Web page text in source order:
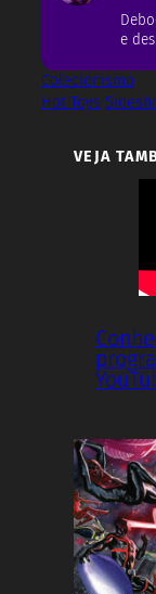
e
Colecionismo
Hot Toys
VEJA